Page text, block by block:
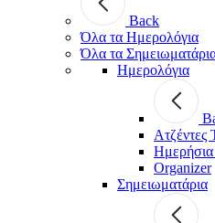
Back
Όλα τα Ημερολόγια
Όλα τα
Ημερολόγια
Ατζέντες
Organizer
Σημειωματάρια